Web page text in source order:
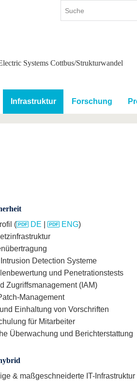
dem Ausland an die BTU
der BTU ins Ausland
Weiterbildung
Weiterbildung
Kontakt
Systems Cottbus/Strukturwandel
Infrastruktur Forschung
(
DE ENG)
Detection Systeme
und Penetrationstests
Zugriffsmanagement (IAM)
Management
Einhaltung von Vorschriften
für Mitarbeiter
Überwachung und Berichterstattung
& maßgeschneiderte IT-Infrastruktur